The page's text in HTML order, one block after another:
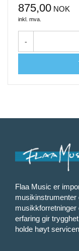
875,00 NOK
inkl. mva.
-
Flaa Music er
musikinstrumenter
musikkforretninger
erfaring gir
holde høyt